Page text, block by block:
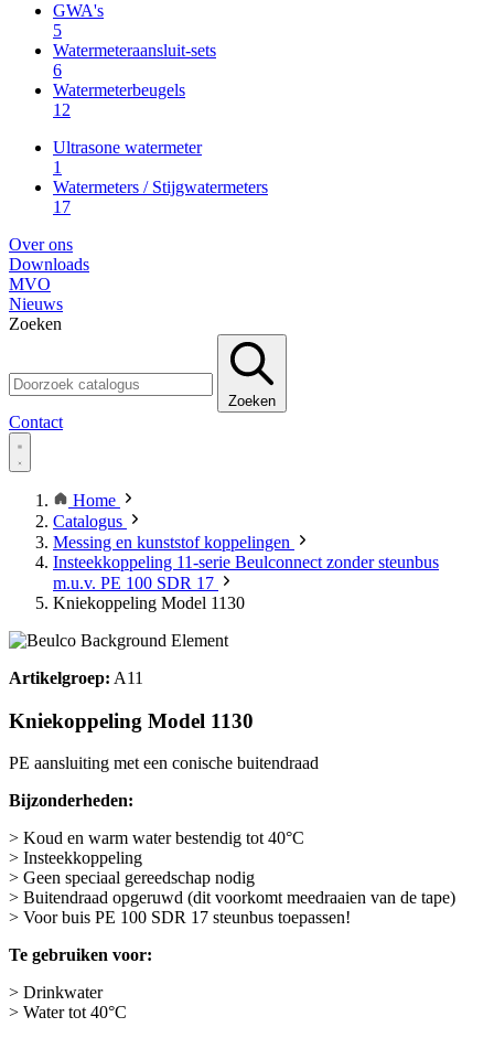
GWA's
5
Watermeteraansluit-sets
6
Watermeterbeugels
12
Ultrasone watermeter
1
Watermeters / Stijgwatermeters
17
Over ons
Downloads
MVO
Nieuws
Zoeken
Zoeken
Contact
Home
Catalogus
Messing en kunststof koppelingen
Insteekkoppeling 11-serie Beulconnect zonder steunbus
m.u.v. PE 100 SDR 17
Kniekoppeling Model 1130
Artikelgroep: A11
Kniekoppeling Model 1130
PE aansluiting met een conische buitendraad
Bijzonderheden:
> Koud en warm water bestendig tot 40°C
> Insteekkoppeling
> Geen speciaal gereedschap nodig
> Buitendraad opgeruwd (dit voorkomt meedraaien van de tape)
> Voor buis PE 100 SDR 17 steunbus toepassen!
Te gebruiken voor:
> Drinkwater
> Water tot 40°C